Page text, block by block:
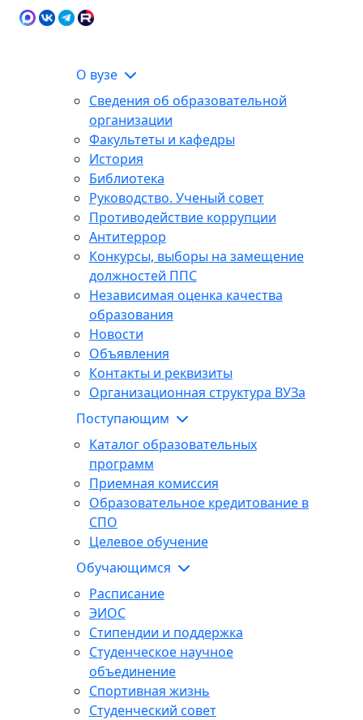
О вузе
Сведения об образовательной
организации
Факультеты и кафедры
История
Библиотека
Руководство. Ученый совет
Противодействие коррупции
Антитеррор
Конкурсы, выборы на замещение
должностей ППС
Независимая оценка качества
образования
Новости
Объявления
Контакты и реквизиты
Организационная структура ВУЗа
Поступающим
Каталог образовательных
программ
Приемная комиссия
Образовательное кредитование в
СПО
Целевое обучение
Обучающимся
Расписание
ЭИОС
Стипендии и поддержка
Студенческое научное
объединение
Спортивная жизнь
Студенческий совет